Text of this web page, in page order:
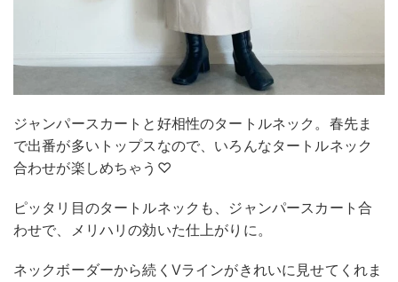
ジャンパースカートと好相性のタートルネック。春先ま
で出番が多いトップスなので、いろんなタートルネック
合わせが楽しめちゃう♡
ピッタリ目のタートルネックも、ジャンパースカート合
わせで、メリハリの効いた仕上がりに。
ネックボーダーから続くVラインがきれいに見せてくれま